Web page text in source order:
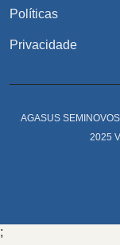
Políticas
Privacidade
AGASUS
2025
;